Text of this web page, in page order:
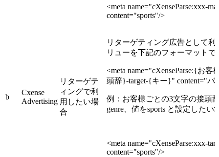
<meta name="cXenseParse:xxx-
content="sports"/>
b
Cxense
Advertising
リターゲテ
ィングで利
用したい場
合
リターゲティング広告として
リューを下記のフォーマットで
<meta name="cXenseParse:{お
頭辞}-target-{キー}" content="バ
例：お客様ごとの3文字の接頭
genre、値をsports と設定したい
<meta name="cXenseParse:xxx-
content="sports"/>